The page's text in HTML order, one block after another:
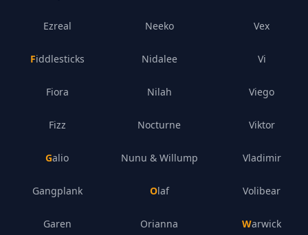
Ezreal
Fiddlesticks
Fiora
Fizz
Galio
Gangplank
Garen
Neeko
Nidalee
Nilah
Nocturne
Nunu & Willump
Olaf
Orianna
Vex
Vi
Viego
Viktor
Vladimir
Volibear
Warwick